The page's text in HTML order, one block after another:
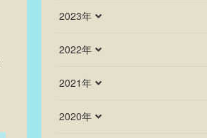
2023年
2022年
2021年
2020年